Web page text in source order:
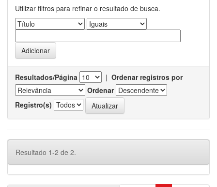
Utilizar filtros para refinar o resultado de busca.
Resultados/Página | Ordenar registros por
Ordenar
Registro(s)
Resultado 1-2 de 2.